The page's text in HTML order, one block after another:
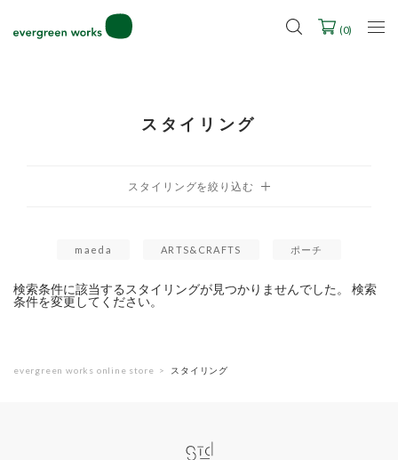
2027年ご入学用ランドセル受注会スケジュール
(0)
スタイリング
maeda ARTS&CRAFTS ポーチ
検索条件に該当するスタイリングが見つかりませんでした。 検索
条件を変更してください。
evergreen works online store スタイリング